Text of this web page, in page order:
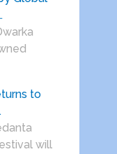
to
will